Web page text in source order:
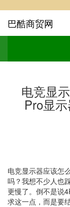
巴酷商贸网
电竞显
Pro显
电竞显示器应该怎
吗？我想不少人也
更慢了。倒不是说
求这一点，而是要